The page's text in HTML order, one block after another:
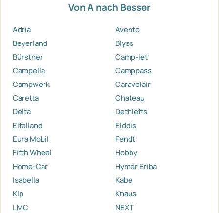
Von A nach Besser
Adria
Avento
Beyerland
Blyss
Bürstner
Camp-let
Campella
Camppass
Campwerk
Caravelair
Caretta
Chateau
Delta
Dethleffs
Eifelland
Elddis
Eura Mobil
Fendt
Fifth Wheel
Hobby
Home-Car
Hymer Eriba
Isabella
Kabe
Kip
Knaus
LMC
NEXT